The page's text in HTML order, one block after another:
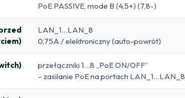
PoE PASSIVE, mode B (4,5+) (7,8-)
LAN_1…LAN_8
0,75A / elektroniczny (auto-powrót)
przełączniki 1…8 „PoE ON/OFF”
– zasilanie PoE na portach LAN_1…LAN_8